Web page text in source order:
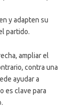
y adapten su
partido.
ampliar el
contra una
ayudar a
es clave para